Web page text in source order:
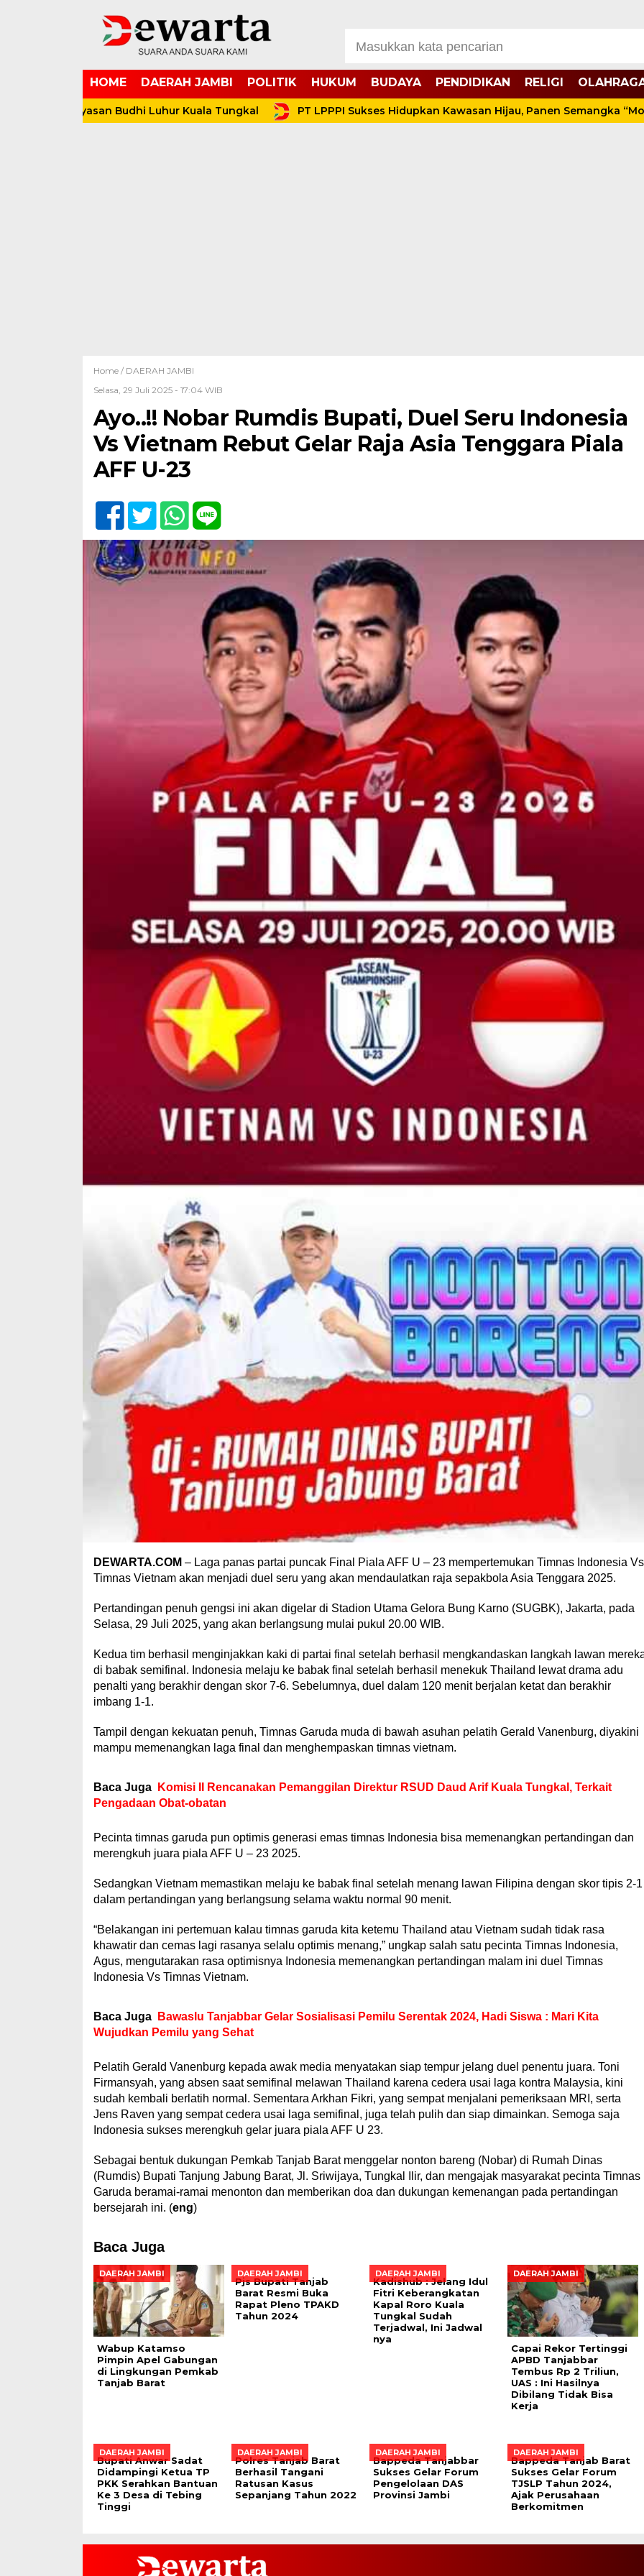
HOME DAERAH JAMBI POLITIK HUKUM BUDAYA PENDIDIKAN RELIGI
Yayasan Budhi Luhur Kuala Tungkal PT LPPPI Sukses Hidupkan Kawasan Hijau, Panen Semangka “Montok”
Home / DAERAH JAMBI
Selasa, 29 Juli 2025 - 17:04 WIB
Ayo..!! Nobar Rumdis Bupati, Duel Seru Indonesia
Vs Vietnam Rebut Gelar Raja Asia Tenggara Piala
AFF U-23
DEWARTA.COM – Laga panas partai puncak Final Piala AFF U – 23 mempertemukan Timnas Indonesia Vs
Timnas Vietnam akan menjadi duel seru yang akan mendaulatkan raja sepakbola Asia Tenggara 2025.
Pertandingan penuh gengsi ini akan digelar di Stadion Utama Gelora Bung Karno (SUGBK), Jakarta, pada
Selasa, 29 Juli 2025, yang akan berlangsung mulai pukul 20.00 WIB.
Kedua tim berhasil menginjakkan kaki di partai final setelah berhasil mengkandaskan langkah lawan
di babak semifinal. Indonesia melaju ke babak final setelah berhasil menekuk Thailand lewat drama adu
penalti yang berakhir dengan skor 7-6. Sebelumnya, duel dalam 120 menit berjalan ketat dan berakhir
imbang 1-1.
Tampil dengan kekuatan penuh, Timnas Garuda muda di bawah asuhan pelatih Gerald Vanenburg, diyakini
mampu memenangkan laga final dan menghempaskan timnas vietnam.
Baca Juga
Komisi II Rencanakan Pemanggilan Direktur RSUD Daud Arif Kuala Tungkal, Terkait
Pengadaan Obat-obatan
Pecinta timnas garuda pun optimis generasi emas timnas Indonesia bisa memenangkan pertandingan dan
merengkuh juara piala AFF U – 23 2025.
Sedangkan Vietnam memastikan melaju ke babak final setelah menang lawan Filipina dengan skor tipis 2-1
dalam pertandingan yang berlangsung selama waktu normal 90 menit.
“Belakangan ini pertemuan kalau timnas garuda kita ketemu Thailand atau Vietnam sudah tidak rasa
khawatir dan cemas lagi rasanya selalu optimis menang,” ungkap salah satu pecinta Timnas Indonesia,
Agus, mengutarakan rasa optimisnya Indonesia memenangkan pertandingan malam ini duel Timnas
Indonesia Vs Timnas Vietnam.
Baca Juga
Bawaslu Tanjabbar Gelar Sosialisasi Pemilu Serentak 2024, Hadi Siswa : Mari Kita
Wujudkan Pemilu yang Sehat
Pelatih Gerald Vanenburg kepada awak media menyatakan siap tempur jelang duel penentu juara. Toni
Firmansyah, yang absen saat semifinal melawan Thailand karena cedera usai laga kontra Malaysia, kini
sudah kembali berlatih normal. Sementara Arkhan Fikri, yang sempat menjalani pemeriksaan MRI, serta
Jens Raven yang sempat cedera usai laga semifinal, juga telah pulih dan siap dimainkan. Semoga saja
Indonesia sukses merengkuh gelar juara piala AFF U 23.
Sebagai bentuk dukungan Pemkab Tanjab Barat menggelar nonton bareng (Nobar) di Rumah Dinas
(Rumdis) Bupati Tanjung Jabung Barat, Jl. Sriwijaya, Tungkal Ilir, dan mengajak masyarakat pecinta Timnas
Garuda beramai-ramai menonton dan memberikan doa dan dukungan kemenangan pada pertandingan
bersejarah ini. (eng)
Baca Juga
DAERAH JAMBI
Wabup Katamso
Pimpin Apel Gabungan
di Lingkungan Pemkab
Tanjab Barat
DAERAH JAMBI
Pjs Bupati Tanjab
Barat Resmi Buka
Rapat Pleno TPAKD
Tahun 2024
DAERAH JAMBI
Kadishub : Jelang Idul
Fitri Keberangkatan
Kapal Roro Kuala
Tungkal Sudah
Terjadwal, Ini Jadwal
nya
DAERAH JAMBI
Capai Rekor Tertinggi
APBD Tanjabbar
Tembus Rp 2 Triliun,
UAS : Ini Hasilnya
Dibilang Tidak Bisa
Kerja
DAERAH JAMBI
Bupati Anwar Sadat
Didampingi Ketua TP
PKK Serahkan Bantuan
Ke 3 Desa di Tebing
Tinggi
DAERAH JAMBI
Polres Tanjab Barat
Berhasil Tangani
Ratusan Kasus
Sepanjang Tahun 2022
DAERAH JAMBI
Bappeda Tanjabbar
Sukses Gelar Forum
Pengelolaan DAS
Provinsi Jambi
DAERAH JAMBI
Bappeda Tanjab Barat
Sukses Gelar Forum
TJSLP Tahun 2024,
Ajak Perusahaan
Berkomitmen